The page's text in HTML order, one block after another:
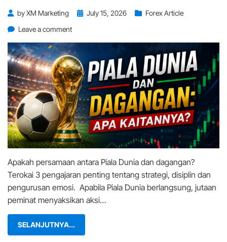
byXM Marketing
PostedJuly 15, 2026
Forex Article
Leave a commenton
Dunia
dan
Dagangan:
Apa
Kaitannya?
Apakah persamaan antara Piala Dunia dan dagangan?
Terokai 3 pengajaran penting tentang strategi, disiplin dan
pengurusan emosi. Apabila Piala Dunia berlangsung, jutaan
peminat menyaksikan aksi…
SELANJUTNYA...